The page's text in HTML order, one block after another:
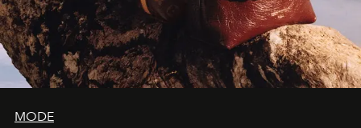
MODE